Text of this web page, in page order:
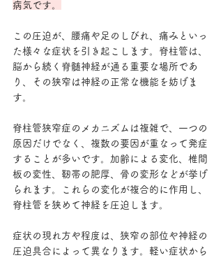
病気です。
この圧迫が、腰痛や足のしびれ、痛みといっ
た様々な症状を引き起こします。脊柱管は、
脳から続く脊髄神経が通る重要な場所であ
り、その狭窄は神経の正常な機能を妨げま
す。
脊柱管狭窄症のメカニズムは複雑で、一つの
原因だけでなく、複数の要因が重なって発症
することが多いです。加齢による変化、椎間
板の変性、靭帯の肥厚、骨の変形などが挙げ
られます。これらの変化が複合的に作用し、
脊柱管を狭めて神経を圧迫します。
症状の現れ方や程度は、狭窄の部位や神経の
圧迫具合によって異なります。軽い症状から